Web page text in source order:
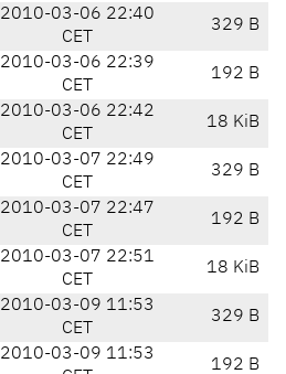
2010-03-06 22:40
CET
329 B
2010-03-06 22:39
CET
192 B
2010-03-06 22:42
CET
18 KiB
2010-03-07 22:49
CET
329 B
2010-03-07 22:47
CET
192 B
2010-03-07 22:51
CET
18 KiB
2010-03-09 11:53
CET
329 B
2010-03-09 11:53
192 B